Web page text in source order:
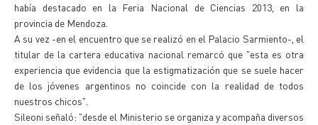
había destacado en la Feria Nacional de Ciencias 2013, en la
provincia de Mendoza.
A su vez -en el encuentro que se realizó en el Palacio Sarmiento-, el
titular de la cartera educativa nacional remarcó que "esta es otra
experiencia que evidencia que la estigmatización que se suele hacer
de los jóvenes argentinos no coincide con la realidad de todos
nuestros chicos".
Sileoni señaló: "desde el Ministerio se organiza y acompaña diversos